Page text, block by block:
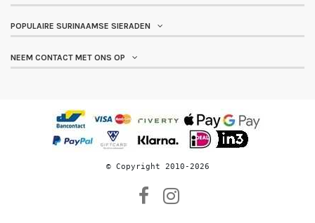
WhatsApp ons voor meer informatie
Mattenklopper ring witte
€ 54,95
Surinaamse ring witte
Fokko Design